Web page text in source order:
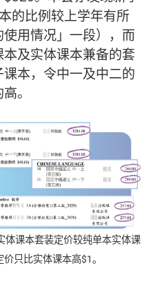
的比例较上学年有所
用情况」一段），而
及实体课本兼备的套
本，令中一及中二的
。
体课本套装定价较纯单本实体课
只比实体课本高$1。